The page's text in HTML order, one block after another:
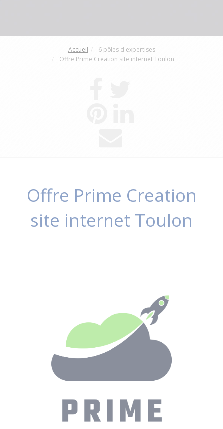
Accueil
6 pôles d'expertises
Offre Prime Creation site internet Toulon
Offre Prime Creation
site internet Toulon